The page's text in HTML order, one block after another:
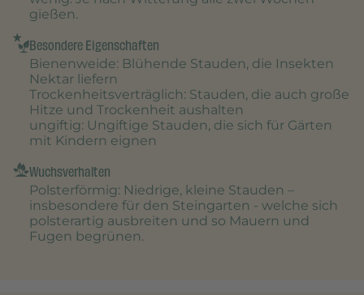
gießen.
Besondere Eigenschaften
Bienenweide: Blühende Stauden, die Insekten
Nektar liefern
Trockenheitsverträglich: Stauden, die auch große
Hitze und Trockenheit aushalten
ungiftig: Ungiftige Stauden, die sich für Gärten
mit Kindern eignen
Wuchsverhalten
Polsterförmig: Niedrige, kleine Stauden –
insbesondere für den Steingarten - welche sich
polsterartig ausbreiten und so Mauern und
Fugen begrünen.